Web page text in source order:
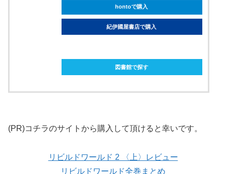
hontoで購入
紀伊國屋書店で購入
図書館で探す
(PR)コチラのサイトから購入して頂けると幸いです。
リビルドワールド 2 〈上〉レビュー
リビルドワールド全巻まとめ